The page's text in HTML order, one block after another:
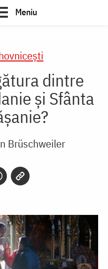
Meniu
dintre
și Sfânta
Brüschweiler